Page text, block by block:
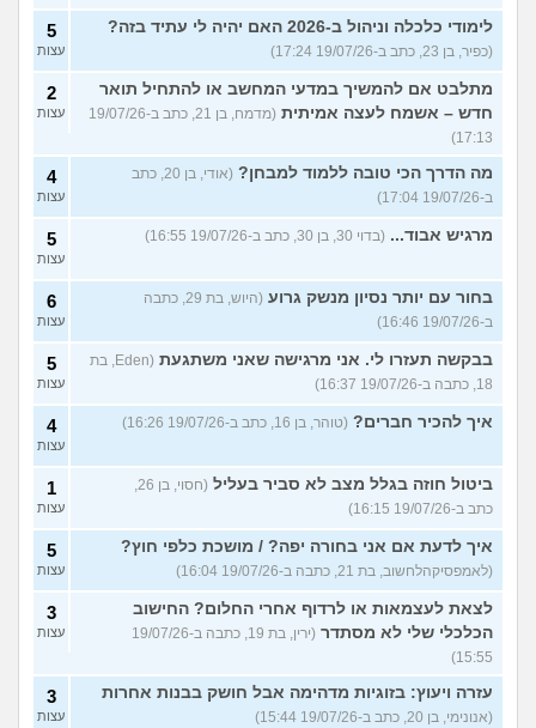
לימודי כלכלה וניהול ב-2026 האם יהיה לי עתיד בזה?
(כפיר, בן 23, כתב ב-19/07/26 17:24)
5
עצות
מתלבט אם להמשיך במדעי המחשב או להתחיל תואר
חדש – אשמח לעצה אמיתית
(מדמח, בן 21, כתב ב-19/07/26
17:13)
2
עצות
מה הדרך הכי טובה ללמוד למבחן?
(אודי, בן 20, כתב
ב-19/07/26 17:04)
4
עצות
מרגיש אבוד... (בדוי 30, בן 30, כתב ב-19/07/26 16:55) 5
עצות
בחור עם יותר נסיון מנשק גרוע
(היוש, בת 29, כתבה
ב-19/07/26 16:46)
6
עצות
בבקשה תעזרו לי. אני מרגישה שאני משתגעת
(Eden, בת
18, כתבה ב-19/07/26 16:37)
5
עצות
איך להכיר חברים? (טוהר, בן 16, כתב ב-19/07/26 16:26) 4
עצות
ביטול חוזה בגלל מצב לא סביר בעליל
(חסוי, בן 26,
כתב ב-19/07/26 16:15)
1
עצות
איך לדעת אם אני בחורה יפה? / מושכת כלפי חוץ?
(לאמפסיקהלחשוב, בת 21, כתבה ב-19/07/26 16:04)
5
עצות
לצאת לעצמאות או לרדוף אחרי החלום? החישוב
הכלכלי שלי לא מסתדר
(ירין, בת 19, כתבה ב-19/07/26
15:55)
3
עצות
עזרה ויעוץ: בזוגיות מדהימה אבל חושק בבנות אחרות
(אנונימי, בן 20, כתב ב-19/07/26 15:44)
3
עצות